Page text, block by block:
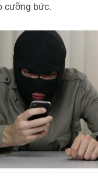
cưỡng bức.